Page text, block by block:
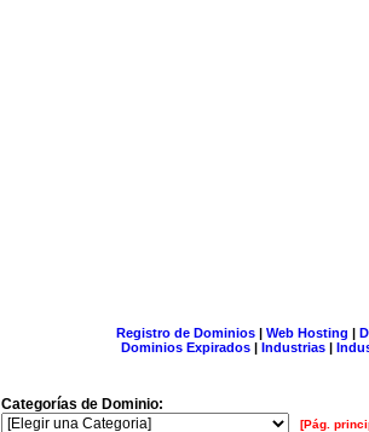
Registro de Dominios| Web Hosting |
Dominios Expirados | Industrias |
Categorías de Dominio:
[Pág.